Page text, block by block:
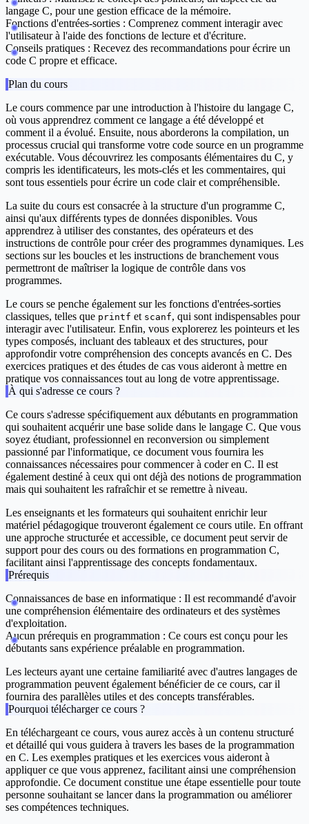
langage C, pour une gestion efficace de la mémoire.
Fonctions d'entrées-sorties : Comprenez comment interagir avec
l'utilisateur à l'aide des fonctions de lecture et d'écriture.
Conseils pratiques : Recevez des recommandations pour écrire un
code C propre et efficace.
Plan du cours
Le cours commence par une introduction à l'histoire du langage C,
où vous apprendrez comment ce langage a été développé et
comment il a évolué. Ensuite, nous aborderons la compilation, un
processus crucial qui transforme votre code source en un programme
exécutable. Vous découvrirez les composants élémentaires du C, y
compris les identificateurs, les mots-clés et les commentaires, qui
sont tous essentiels pour écrire un code clair et compréhensible.
La suite du cours est consacrée à la structure d'un programme C,
ainsi qu'aux différents types de données disponibles. Vous
apprendrez à utiliser des constantes, des opérateurs et des
instructions de contrôle pour créer des programmes dynamiques. Les
sections sur les boucles et les instructions de branchement vous
permettront de maîtriser la logique de contrôle dans vos
programmes.
Le cours se penche également sur les fonctions d'entrées-sorties
classiques, telles que printf et scanf, qui sont indispensables pour
interagir avec l'utilisateur. Enfin, vous explorerez les pointeurs et les
types composés, incluant des tableaux et des structures, pour
approfondir votre compréhension des concepts avancés en C. Des
exercices pratiques et des études de cas vous aideront à mettre en
pratique vos connaissances tout au long de votre apprentissage.
À qui s'adresse ce cours ?
Ce cours s'adresse spécifiquement aux débutants en programmation
qui souhaitent acquérir une base solide dans le langage C. Que vous
soyez étudiant, professionnel en reconversion ou simplement
passionné par l'informatique, ce document vous fournira les
connaissances nécessaires pour commencer à coder en C. Il est
également destiné à ceux qui ont déjà des notions de programmation
mais qui souhaitent les rafraîchir et se remettre à niveau.
Les enseignants et les formateurs qui souhaitent enrichir leur
matériel pédagogique trouveront également ce cours utile. En offrant
une approche structurée et accessible, ce document peut servir de
support pour des cours ou des formations en programmation C,
facilitant ainsi l'apprentissage des concepts fondamentaux.
Prérequis
Connaissances de base en informatique : Il est recommandé d'avoir
une compréhension élémentaire des ordinateurs et des systèmes
d'exploitation.
Aucun prérequis en programmation : Ce cours est conçu pour les
débutants sans expérience préalable en programmation.
Les lecteurs ayant une certaine familiarité avec d'autres langages de
programmation peuvent également bénéficier de ce cours, car il
fournira des parallèles utiles et des concepts transférables.
Pourquoi télécharger ce cours ?
En téléchargeant ce cours, vous aurez accès à un contenu structuré
et détaillé qui vous guidera à travers les bases de la programmation
en C. Les exemples pratiques et les exercices vous aideront à
appliquer ce que vous apprenez, facilitant ainsi une compréhension
approfondie. Ce document constitue une étape essentielle pour toute
personne souhaitant se lancer dans la programmation ou améliorer
ses compétences techniques.